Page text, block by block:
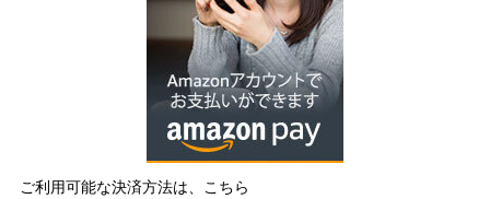
ご利用可能な決済方法は、こちら